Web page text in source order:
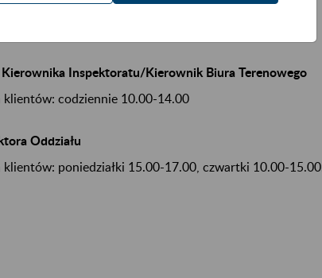
Inspektoratu/Kierownik Biura Terenowego
klientów: codziennie 10.00-14.00
Oddziału
poniedziałki 15.00-17.00, czwartki 10.00-15.00.